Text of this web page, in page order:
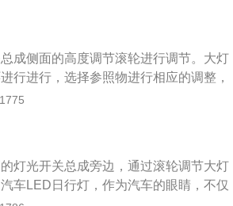
左侧的车外灯控制器装置上，进行旋转
大灯高度，根据车身自我感应从而进行
成侧面的高度调节滚轮进行调节。大灯
行进行，选择参照物进行相应的调整，
法如下：1、汽车配备前照灯高度调节
的车外灯控制器装置上，进行旋转调节
高度，根据车身自我感应从而进行调
灯光开关总成旁边，通过滚轮调节大灯
车LED日行灯，作为汽车的眼睛，不仅